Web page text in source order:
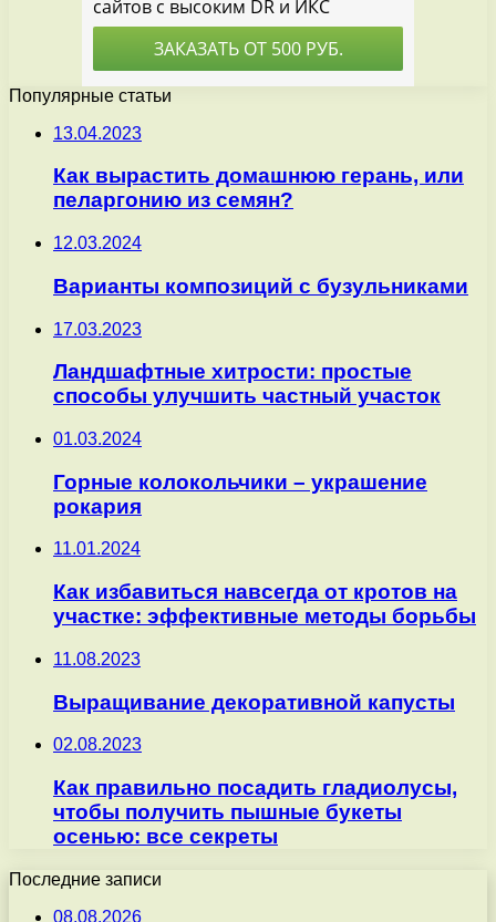
Популярные статьи
13.04.2023
Как вырастить домашнюю герань, или
пеларгонию из семян?
12.03.2024
Варианты композиций с бузульниками
17.03.2023
Ландшафтные хитрости: простые
способы улучшить частный участок
01.03.2024
Горные колокольчики – украшение
рокария
11.01.2024
Как избавиться навсегда от кротов на
участке: эффективные методы борьбы
11.08.2023
Выращивание декоративной капусты
02.08.2023
Как правильно посадить гладиолусы,
чтобы получить пышные букеты
осенью: все секреты
Последние записи
08.08.2026